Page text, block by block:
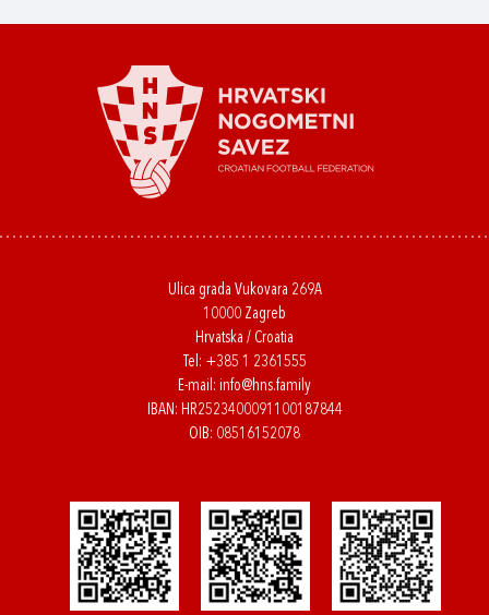
Ulica grada Vukovara 269A
10000 Zagreb
Hrvatska / Croatia
Tel: +385 1 2361555
E-mail: info@hns.family
IBAN: HR2523400091100187844
OIB: 08516152078